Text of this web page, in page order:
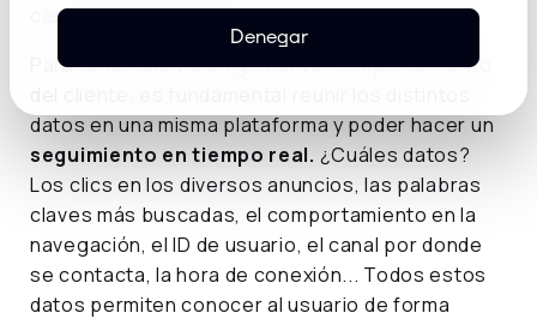
Denegar
campañas digitales.
Para tener una visión global del comportamiento
datos en una misma plataforma y poder hacer un
seguimiento en tiempo real. ¿Cuáles datos?
Los clics en los diversos anuncios, las palabras
claves más buscadas, el comportamiento en la
navegación, el ID de usuario, el canal por donde
se contacta, la hora de conexión... Todos estos
datos permiten conocer al usuario de forma